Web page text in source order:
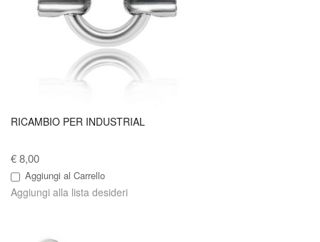
RICAMBIO PER INDUSTRIAL
€ 8,00
Aggiungi al Carrello
Aggiungi alla lista desideri